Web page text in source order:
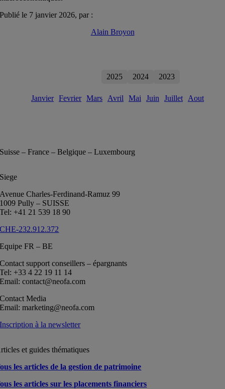
Publié le 7 janvier 2026, par :
Alain Broyon
2025 2024 2023
Janvier Fevrier Mars Avril Mai Juin Juillet Aout
Suisse – France – Belgique – Luxembourg
Siege
Avenue Charles-Ferdinand-Ramuz 99
1009 Pully – SUISSE
Tel: +41 21 539 18 90
CHE-232.912.372
Equipe FR – BE
Contact support conseillers – épargnants
Tel: +33 4 22 19 11 14
Email: contact@neofa.com
Contact Media
Email: marketing@neofa.com
Inscription à la newsletter
et guides thématiques
les articles de la gestion de patrimoine
les articles sur les placements financiers